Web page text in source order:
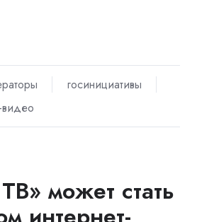
госинициативы
может стать